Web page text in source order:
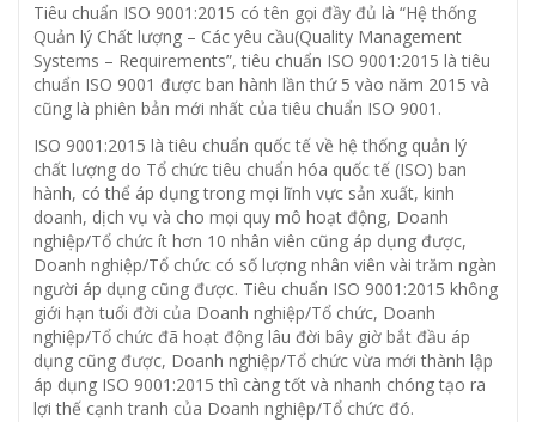
Tiêu chuẩn ISO 9001:2015 có tên gọi đầy đủ là “Hệ thống
Quản lý Chất lượng – Các yêu cầu(Quality Management
Systems – Requirements”, tiêu chuẩn ISO 9001:2015 là tiêu
chuẩn ISO 9001 được ban hành lần thứ 5 vào năm 2015 và
cũng là phiên bản mới nhất của tiêu chuẩn ISO 9001.
ISO 9001:2015 là tiêu chuẩn quốc tế về hệ thống quản lý
chất lượng do Tổ chức tiêu chuẩn hóa quốc tế (ISO) ban
hành, có thể áp dụng trong mọi lĩnh vực sản xuất, kinh
doanh, dịch vụ và cho mọi quy mô hoạt động, Doanh
nghiệp/Tổ chức ít hơn 10 nhân viên cũng áp dụng được,
Doanh nghiệp/Tổ chức có số lượng nhân viên vài trăm ngàn
người áp dụng cũng được. Tiêu chuẩn ISO 9001:2015 không
giới hạn tuổi đời của Doanh nghiệp/Tổ chức, Doanh
nghiệp/Tổ chức đã hoạt động lâu đời bây giờ bắt đầu áp
dụng cũng được, Doanh nghiệp/Tổ chức vừa mới thành lập
áp dụng ISO 9001:2015 thì càng tốt và nhanh chóng tạo ra
lợi thế cạnh tranh của Doanh nghiệp/Tổ chức đó.